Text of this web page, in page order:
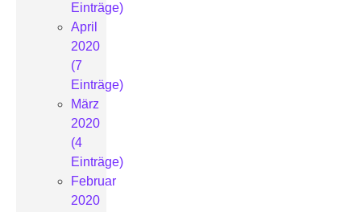
Einträge)
April
2020
(7
Einträge)
März
2020
(4
Einträge)
Februar
2020